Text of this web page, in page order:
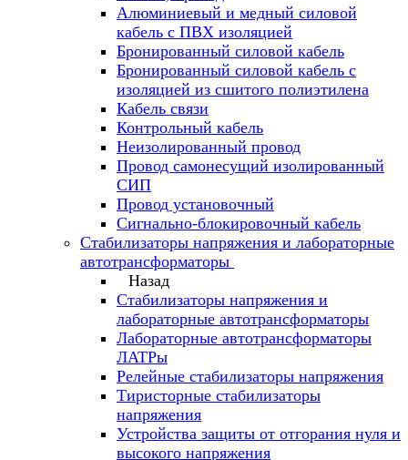
Алюминиевый и медный силовой
кабель с ПВХ изоляцией
Бронированный силовой кабель
Бронированный силовой кабель с
изоляцией из сшитого полиэтилена
Кабель связи
Контрольный кабель
Неизолированный провод
Провод самонесущий изолированный
СИП
Провод установочный
Сигнально-блокировочный кабель
Стабилизаторы напряжения и лабораторные
автотрансформаторы
Назад
Стабилизаторы напряжения и
лабораторные автотрансформаторы
Лабораторные автотрансформаторы
ЛАТРы
Релейные стабилизаторы напряжения
Тиристорные стабилизаторы
напряжения
Устройства защиты от отгорания нуля и
высокого напряжения